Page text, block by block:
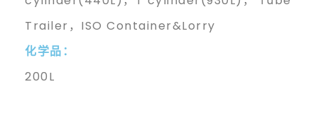
Trailer，ISO Container&Lorry
化学品：
200L